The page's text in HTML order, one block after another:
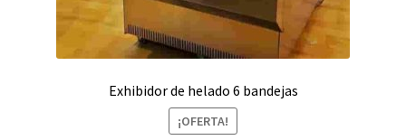
Exhibidor de helado 6 bandejas
¡OFERTA!